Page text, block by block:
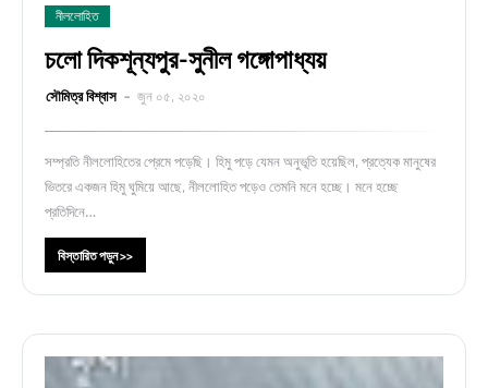
নীললোহিত
চলো দিকশূন্যপুর-সুনীল গঙ্গোপাধ্যয়
সৌমিত্র বিশ্বাস জুন ০৫, ২০২০
সম্প্রতি নীললোহিতের প্রেমে পড়েছি। হিমু পড়ে যেমন অনুভূতি হয়েছিল, প্রত্যেক মানুষের
ভিতরে একজন হিমু ঘুমিয়ে আছে, নীললোহিত পড়েও তেমনি মনে হচ্ছে। মনে হচ্ছে
প্রতিদিনে…
বিস্তারিত পড়ুন >>